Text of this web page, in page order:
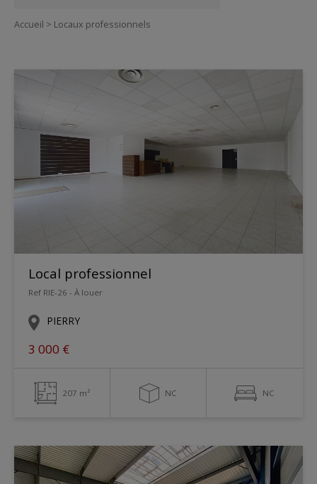
Accueil > Locaux professionnels
Local professionnel
Ref RIE-26 - À louer
PIERRY
3 000 €
207 m² NC NC